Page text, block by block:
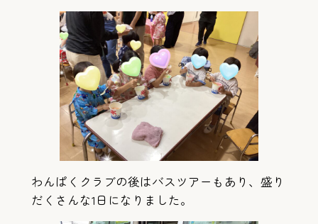
わんぱくクラブの後はバスツアーもあり、盛り
だくさんな1日になりました。